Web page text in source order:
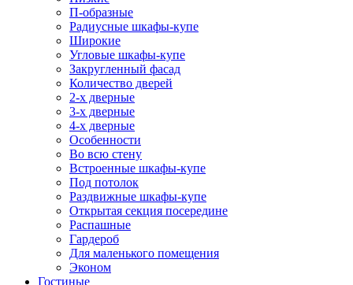
П-образные
Радиусные шкафы-купе
Широкие
Угловые шкафы-купе
Закругленный фасад
Количество дверей
2-х дверные
3-х дверные
4-х дверные
Особенности
Во всю стену
Встроенные шкафы-купе
Под потолок
Раздвижные шкафы-купе
Открытая секция посередине
Распашные
Гардероб
Для маленького помещения
Эконом
Гостиные